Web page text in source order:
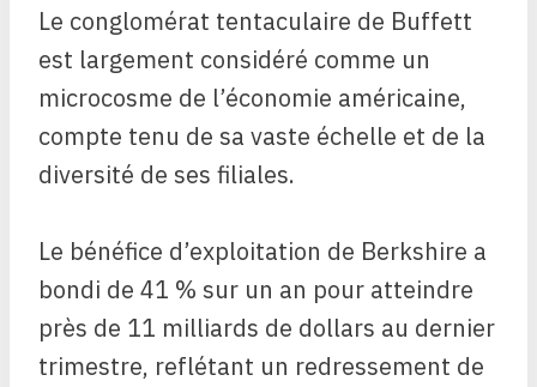
Le conglomérat tentaculaire de Buffett
est largement considéré comme un
microcosme de l’économie américaine,
compte tenu de sa vaste échelle et de la
diversité de ses filiales.
Le bénéfice d’exploitation de Berkshire a
bondi de 41 % sur un an pour atteindre
près de 11 milliards de dollars au dernier
trimestre, reflétant un redressement de